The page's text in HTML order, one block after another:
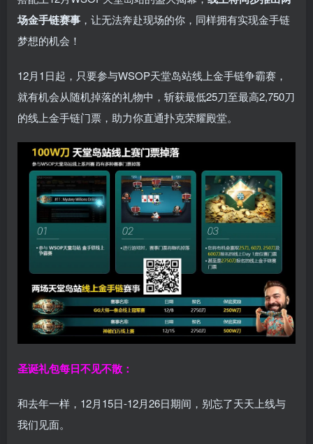
场金手链赛事 ，让无法奔赴现场的你，同样拥有实现金手链
梦想的机会！
12月1日起，只要参与WSOP天堂岛站线上金手链争霸赛，
就有机会从随机掉落的礼物中，斩获最低25刀至最高2,750刀
的线上金手链门票，助力你直通扑克荣耀殿堂。
圣诞礼包每日不见不散：
和去年一样，12月15日-12月26日期间，别忘了天天上线与
我们见面。